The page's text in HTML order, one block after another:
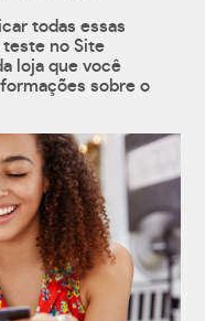
todas essas
teste no Site
loja que você
sobre o